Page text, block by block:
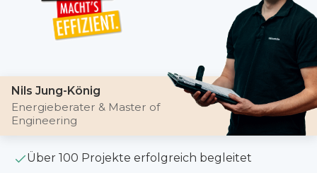
Nils Jung-König
Energieberater & Master of
Engineering
Über 100 Projekte erfolgreich begleitet